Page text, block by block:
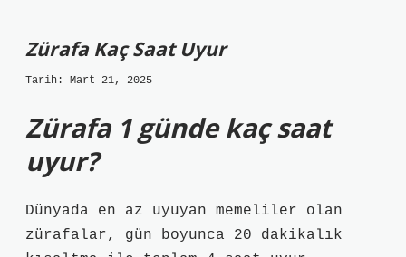
Zürafa Kaç Saat Uyur
Tarih: Mart 21, 2025
Zürafa 1 günde kaç saat
uyur?
Dünyada en az uyuyan memeliler olan
zürafalar, gün boyunca 20 dakikalık